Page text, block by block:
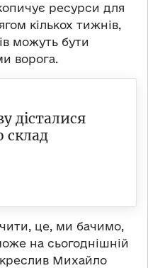
ресурси для
кількох тижнів,
можуть бути
ворога.
дісталися
склад
це, ми бачимо,
на сьогоднішній
Михайло